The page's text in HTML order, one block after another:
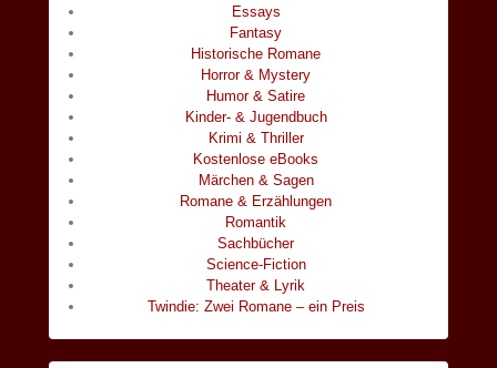
Essays
Fantasy
Historische Romane
Horror & Mystery
Humor & Satire
Kinder- & Jugendbuch
Krimi & Thriller
Kostenlose eBooks
Märchen & Sagen
Romane & Erzählungen
Romantik
Sachbücher
Science-Fiction
Theater & Lyrik
Twindie: Zwei Romane – ein Preis